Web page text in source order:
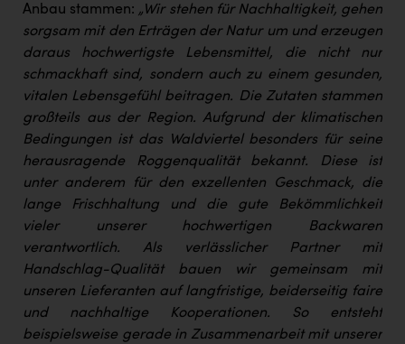
Anbau stammen: „Wir stehen für Nachhaltigkeit, gehen
sorgsam mit den Erträgen der Natur um und erzeugen
daraus hochwertigste Lebensmittel, die nicht nur
schmackhaft sind, sondern auch zu einem gesunden,
vitalen Lebensgefühl beitragen. Die Zutaten stammen
großteils aus der Region. Aufgrund der klimatischen
Bedingungen ist das Waldviertel besonders für seine
herausragende Roggenqualität bekannt. Diese ist
unter anderem für den exzellenten Geschmack, die
lange Frischhaltung und die gute Bekömmlichkeit
vieler unserer hochwertigen Backwaren
verantwortlich. Als verlässlicher Partner mit
Handschlag-Qualität bauen wir gemeinsam mit
unseren Lieferanten auf langfristige, beiderseitig faire
und nachhaltige Kooperationen. So entsteht
beispielsweise gerade in Zusammenarbeit mit unserer